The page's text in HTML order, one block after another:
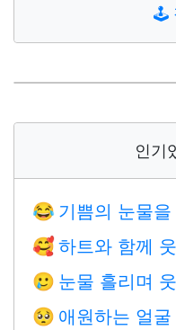
🕹️
인기
😂 기쁨의 눈물
🥰 하트와 함께
🥲 눈물 흘리며
🥺 애원하는 얼굴